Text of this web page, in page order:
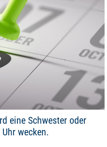
eine Schwester oder
wecken.